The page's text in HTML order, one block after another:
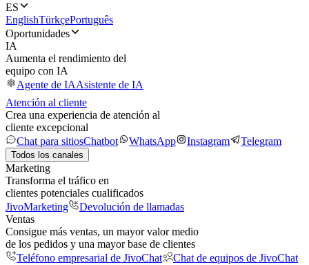
ES
EnglishTürkçePortuguês
Oportunidades
IA
Aumenta el rendimiento del
equipo con IA
Agente de IAAsistente de IA
Atención al cliente
Crea una experiencia de atención al
cliente excepcional
Chat para sitiosChatbot WhatsApp Instagram Telegram
Todos los canales
Marketing
Transforma el tráfico en
clientes potenciales cualificados
JivoMarketing
Devolución de llamadas
Ventas
Consigue más ventas, un mayor valor medio
de los pedidos y una mayor base de clientes
Teléfono empresarial de JivoChat
Chat de equipos de JivoChat